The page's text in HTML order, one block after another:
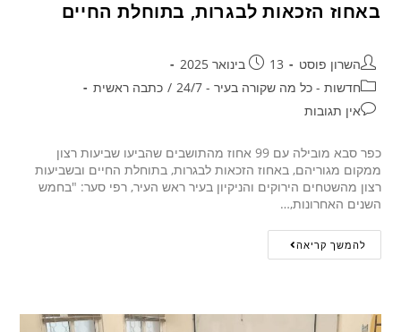
באחוז הזכאות לבגרות, בתוחלת החיים
השרון פוסט
13 בינואר 2025
חדשות - כל מה שקורה בעיר - 24/7
/ כתבה ראשית
אין תגובות
כפר סבא מובילה עם 99 אחוז מהתושבים שהביעו שביעות רצון
ממקום מגוריהם, באחוז הזכאות לבגרות, בתוחלת החיים ובשביעות
רצון מהשטחים הירוקים והניקיון בעיר ראש העיר, רפי סער: "בחמש
השנים האחרונות,…
להמשך קריאה